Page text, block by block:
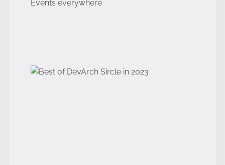
Events everywhere